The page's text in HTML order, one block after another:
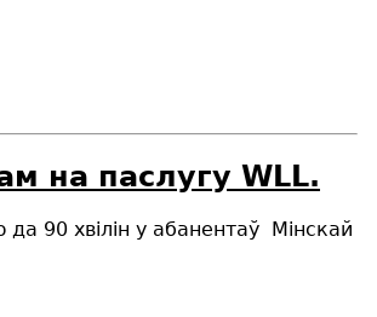
на паслугу WLL.
90 хвілін у абанентаў Мiнскай